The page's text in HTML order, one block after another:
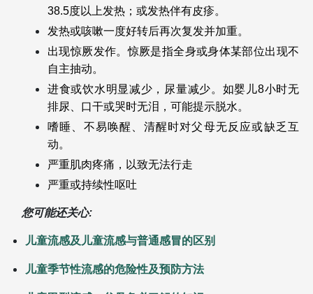
38.5度以上发热；或发热伴有皮疹。
发热或咳嗽一度好转后再次复发并加重。
出现惊厥发作。惊厥是指全身或身体某部位出现不
自主抽动。
进食或饮水明显减少，尿量减少。如婴儿8小时无
排尿、口干或哭时无泪，可能提示脱水。
嗜睡、不易唤醒、清醒时对父母无反应或缺乏互
动。
严重肌肉疼痛，以致无法行走
严重或持续性呕吐
您可能还关心:
儿童流感及儿童流感与普通感冒的区别
儿童季节性流感的危险性及预防方法